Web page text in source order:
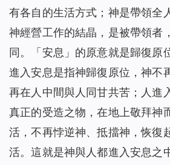
有各自的生活方式；神是帶領全
神經營工作的結晶，是被帶領者
同。「安息」的原意就是歸復原
進入安息是指神歸復原位，神不
再在人中間與人同甘共苦；人進
真正的受造之物，在地上敬拜神
活，不再悖逆神、抵擋神，恢復
活。這就是神與人都進入安息之